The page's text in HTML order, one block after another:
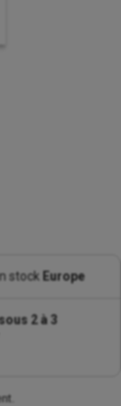
stock Europe
2 à 3